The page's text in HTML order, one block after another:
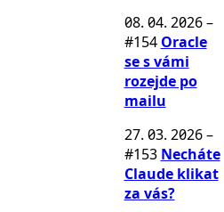
08. 04. 2026–
#154 Oracle
se s vámi
rozejde po
mailu
27. 03. 2026–
#153 Necháte
Claude klikat
za vás?